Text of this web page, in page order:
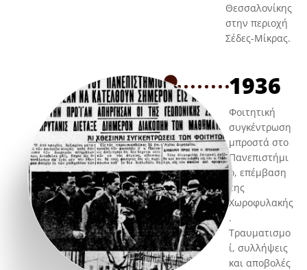
Θεσσαλονίκης
στην περιοχή
Σέδες-Μίκρας.
1936
Φοιτητική
συγκέντρωση
μπροστά στο
Πανεπιστήμι
ο, επέμβαση
της
Χωροφυλακής
.
Τραυματισμο
ί, συλλήψεις
και αποβολές